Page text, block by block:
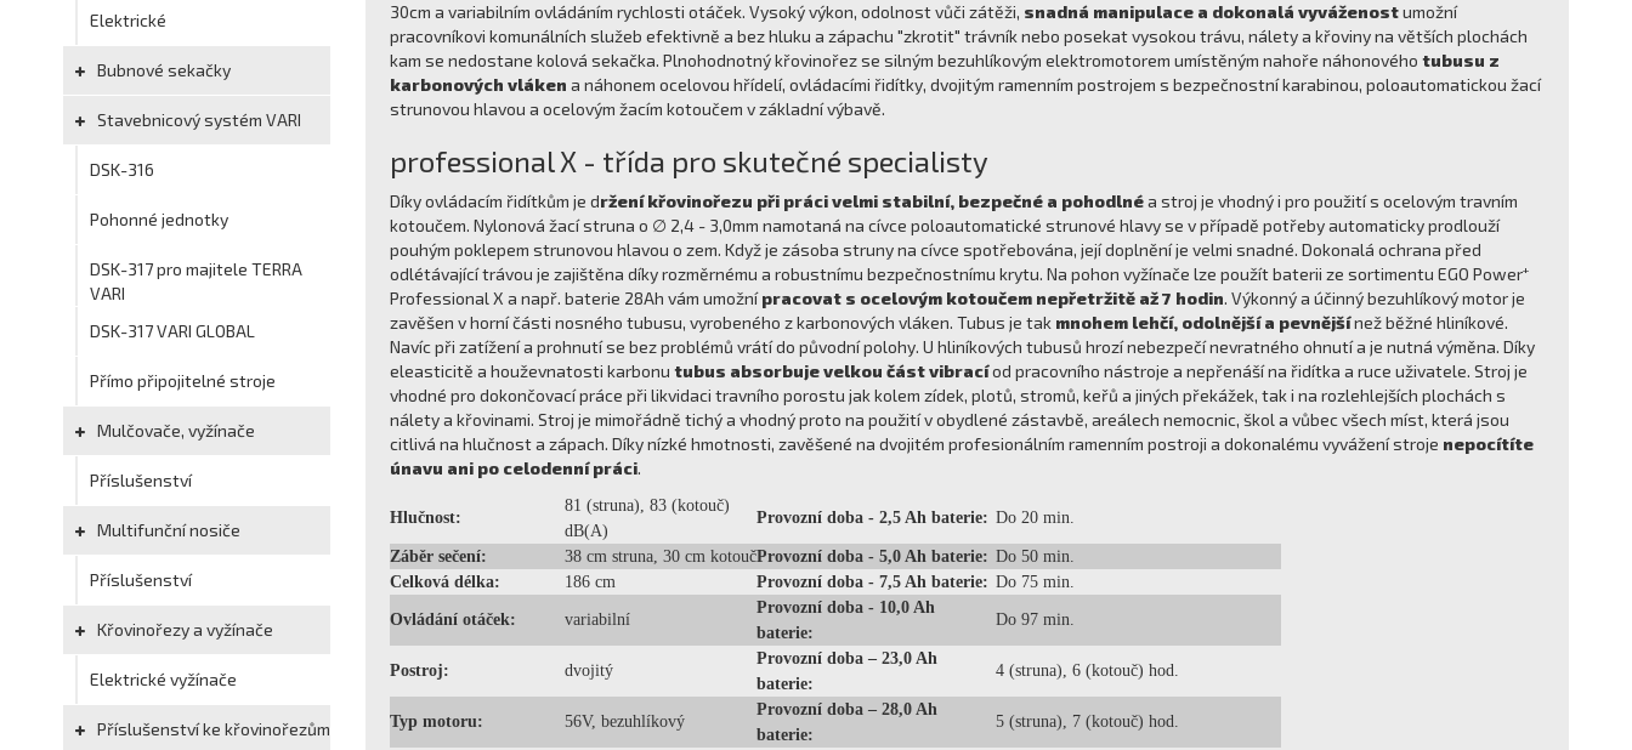
Elektrické
Bubnové sekačky
Stavebnicový systém VARI
DSK-316
Pohonné jednotky
DSK-317 pro majitele TERRA
VARI
DSK-317 VARI GLOBAL
Přímo připojitelné stroje
Mulčovače, vyžínače
Příslušenství
Multifunční nosiče
Příslušenství
Křovinořezy a vyžínače
Elektrické vyžínače
Příslušenství ke křovinořezům
30cm a variabilním ovládáním rychlosti otáček. Vysoký výkon, odolnost vůči zátěži, snadná manipulace a dokonalá vyváženostumožní
pracovníkovi komunálních služeb efektivně a bez hluku a zápachu "zkrotit" trávník nebo posekat vysokou trávu, nálety a křoviny na větších plochách
kam se nedostane kolová sekačka. Plnohodnotný křovinořez se silným bezuhlíkovým elektromotorem umístěným nahoře náhonového tubusu z
karbonových vláken a náhonem ocelovou hřídelí, ovládacími řidítky, dvojitým ramenním postrojem s bezpečnostní karabinou, poloautomatickou žací
strunovou hlavou a ocelovým žacím kotoučem v základní výbavě.
professional X - třída pro skutečné specialisty
Díky ovládacím řidítkům je držení křovinořezu při práci velmi stabilní, bezpečné a pohodlnéa stroj je vhodný i pro použití s ocelovým travním
kotoučem. Nylonová žací struna o ∅ 2,4 - 3,0mm namotaná na cívce poloautomatické strunové hlavy se v případě potřeby automaticky prodlouží
pouhým poklepem strunovou hlavou o zem. Když je zásoba struny na cívce spotřebována, její doplnění je velmi snadné. Dokonalá ochrana před
odlétávající trávou je zajištěna díky rozměrnému a robustnímu bezpečnostnímu krytu. Na pohon vyžínače lze použít baterii ze sortimentu EGO Power+
Professional X a např. baterie 28Ah vám umožnípracovat s ocelovým kotoučem nepřetržitě až 7 hodin. Výkonný a účinný bezuhlíkový motor je
zavěšen v horní části nosného tubusu, vyrobeného z karbonových vláken. Tubus je tak mnohem lehčí, odolnější a pevnějšínež běžné hliníkové.
Navíc při zatížení a prohnutí se bez problémů vrátí do původní polohy. U hliníkových tubusů hrozí nebezpečí nevratného ohnutí a je nutná výměna. Díky
eleasticitě a houževnatosti karbonu tubus absorbuje velkou část vibracíod pracovního nástroje a nepřenáší na řidítka a ruce uživatele. Stroj je
vhodné pro dokončovací práce při likvidaci travního porostu jak kolem zídek, plotů, stromů, keřů a jiných překážek, tak i na rozlehlejších plochách s
nálety a křovinami. Stroj je mimořádně tichý a vhodný proto na použití v obydlené zástavbě, areálech nemocnic, škol a vůbec všech míst, která jsou
citlivá na hlučnost a zápach. Díky nízké hmotnosti, zavěšené na dvojitém profesionálním ramenním postroji a dokonalému vyvážení stroje nepocítíte
únavu ani po celodenní práci.
Hlučnost:
81 (struna), 83 (kotouč)
dB(A)
Provozní doba - 2,5 Ah baterie: Do 20 min.
Záběr sečení: 38 cm struna, 30 cm kotoučProvozní doba - 5,0 Ah baterie: Do 50 min.
Celková délka:
186 cm Provozní doba - 7,5 Ah baterie: Do 75 min.
Ovládání otáček: variabilní
Provozní doba - 10,0 Ah
baterie:
Do 97 min.
Postroj: dvojitý
Provozní doba – 23,0 Ah
baterie:
4 (struna), 6 (kotouč) hod.
Typ motoru: 56V, bezuhlíkový
Provozní doba – 28,0 Ah
baterie:
5 (struna), 7 (kotouč) hod.